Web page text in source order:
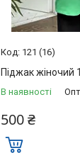
121 (16)
Піджак жіночий
В наявності
500 ₴